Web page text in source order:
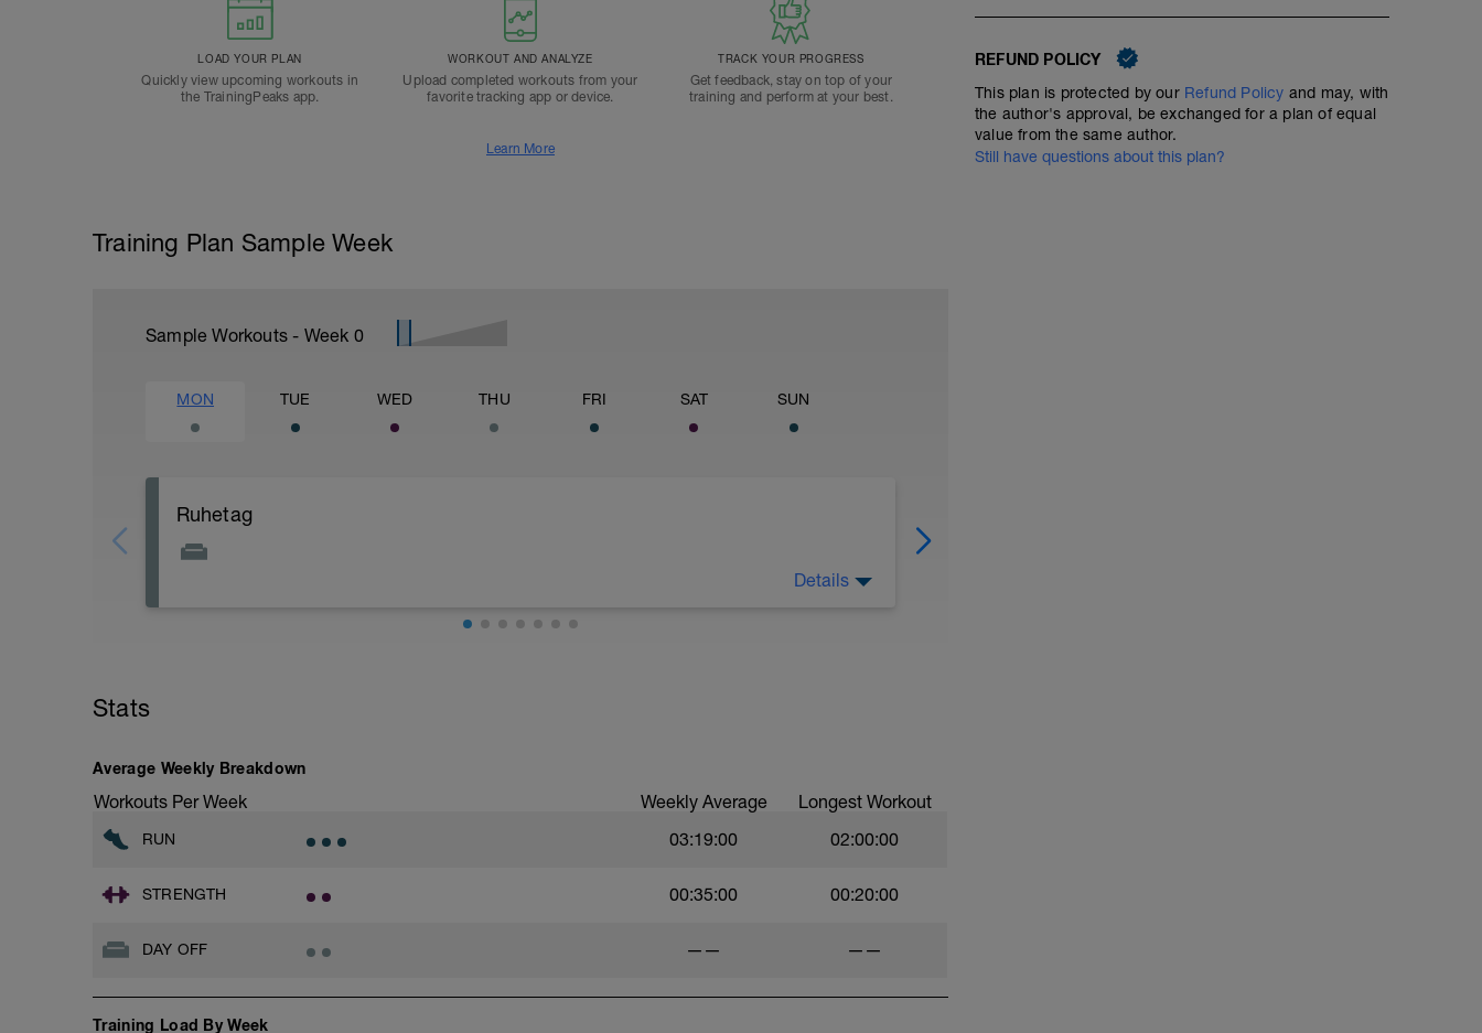
LOAD YOUR PLAN
Quickly view upcoming workouts in
the TrainingPeaks app.
WORKOUT AND ANALYZE
Upload completed workouts from your
favorite tracking app or device.
TRACK YOUR PROGRESS
Get feedback, stay on top of your
training and perform at your best.
Learn More
Training Plan Sample Week
Sample Workouts - Week 0
MON TUE WED THU FRI SAT SUN
Ruhetag
Welche Ziele verfolgst du? Warum verfolgst du diese Ziele?
Details
Stats
Average Weekly Breakdown
Workouts Per Week Weekly Average Longest Workout
RUN 03:19:00 02:00:00
STRENGTH 00:35:00 00:20:00
DAY OFF —— ——
Training Load By Week
REFUND POLICY
This plan is protected by our Refund Policy and may, with
the author's approval, be exchanged for a plan of equal
value from the same author.
Still have questions about this plan?